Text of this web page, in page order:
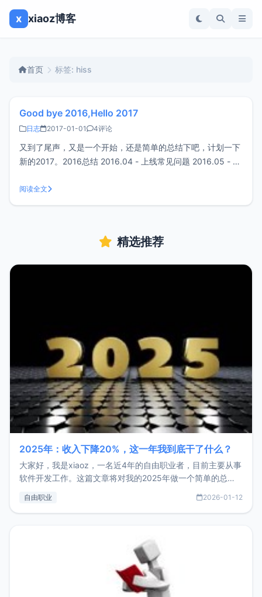
x xiaoz博客
首页 标签: hiss
Good bye 2016,Hello 2017
日志 2017-01-01 4评论
又到了尾声，又是一个开始，还是简单的总结下吧，计划一下
新的2017。2016总结 2016.04 - 上线常见问题 2016.05 - 上
1.1） 2016.10 - 开发新项目HISS （目前尚未开发完成
阅读全文
精选推荐
2025年：收入下降20%，这一年我到底干了什么？
大家好，我是xiaoz，一名近4年的自由职业者，目前主要从事
软件开发工作。这篇文章将对我的2025年做一个简单的总
收入下降20%，但却过得很充实，2026年不求突破，但求保
自由职业 2026-01-12